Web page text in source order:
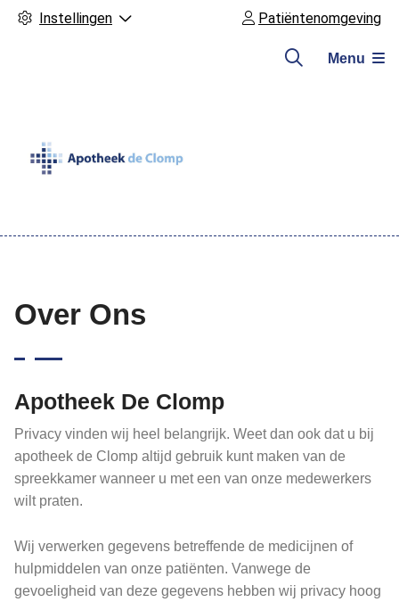
Instellingen Patiëntenomgeving
Menu
Over Ons
Apotheek De Clomp
Privacy vinden wij heel belangrijk. Weet dan ook dat u bij
apotheek de Clomp altijd gebruik kunt maken van de
spreekkamer wanneer u met een van onze medewerkers
wilt praten.
Wij verwerken gegevens betreffende de medicijnen of
hulpmiddelen van onze patiënten. Vanwege de
gevoeligheid van deze gegevens hebben wij privacy hoog